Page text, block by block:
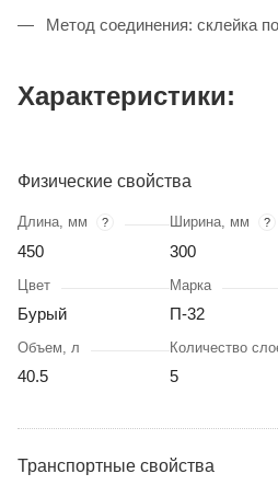
Метод соединения: склейка
Характеристики:
Физические свойства
Длина, мм ?
450
Ширина, мм ?
300
Цвет
Бурый
Марка
П-32
Объем, л
40.5
Количество
5
Транспортные свойства